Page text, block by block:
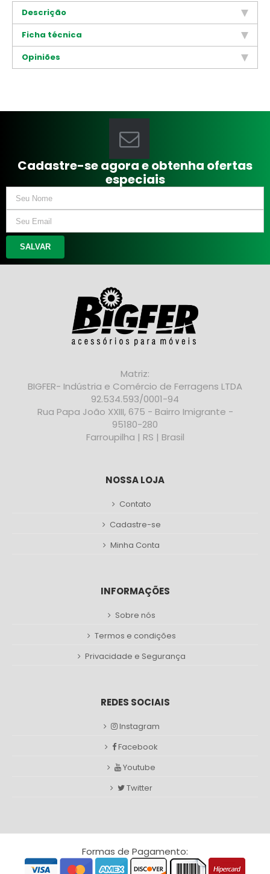
Descrição
Ficha técnica
Opiniões
Cadastre-se agora e obtenha ofertas
especiais
SALVAR
Matriz:
BIGFER- Indústria e Comércio de Ferragens LTDA
92.534.593/0001-94
Rua Papa João XXIII, 675 - Bairro Imigrante -
95180-280
Farroupilha | RS | Brasil
NOSSA LOJA
Contato
Cadastre-se
Minha Conta
INFORMAÇÕES
Sobre nós
Termos e condições
Privacidade e Segurança
REDES SOCIAIS
Instagram
Facebook
Youtube
Twitter
Formas de Pagamento: